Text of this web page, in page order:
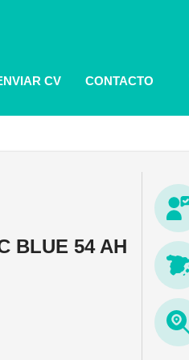
CV CONTACTO
BLUE 54 AH